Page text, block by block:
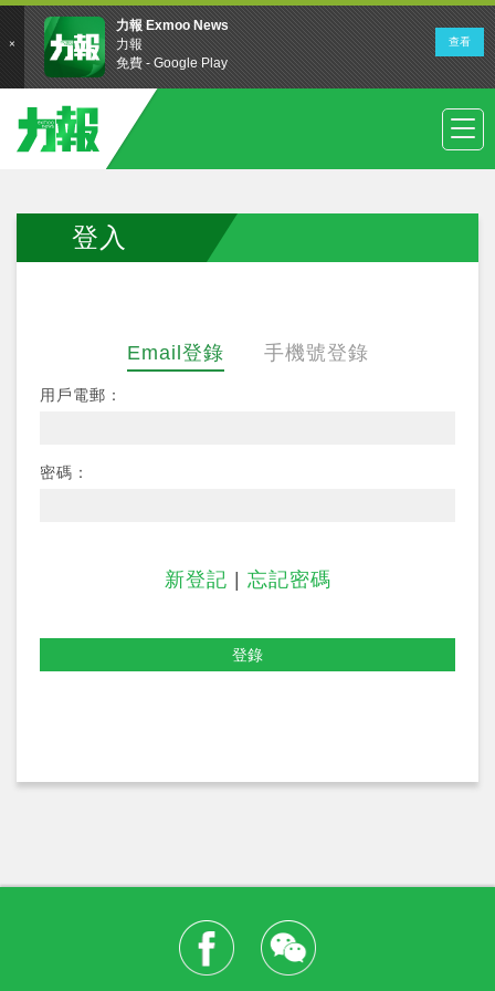
登入
Email登錄 手機號登錄
用戶電郵：
密碼：
新登記 忘記密碼